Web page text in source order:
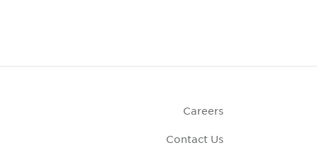
Careers
Contact Us